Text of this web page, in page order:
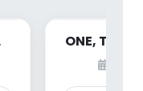
ONE, TWO,